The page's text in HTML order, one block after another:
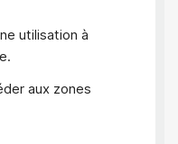
utilisation à
aux zones